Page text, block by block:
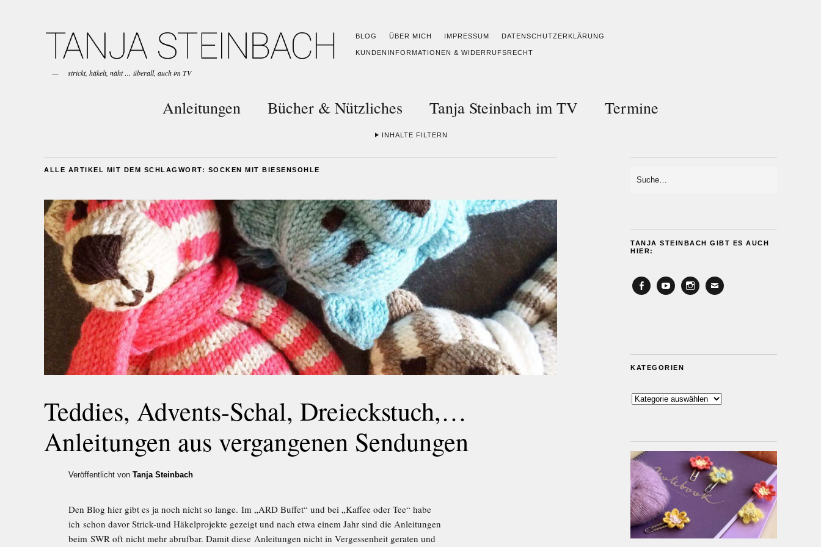
BLOG ÜBER MICH IMPRESSUM DATENSCHUTZERKLÄRUNG
KUNDENINFORMATIONEN & WIDERRUFSRECHT
strickt, häkelt, näht … überall, auch im TV
Anleitungen Bücher & Nützliches Tanja Steinbach im TV Termine
INHALTE FILTERN
ALLE ARTIKEL MIT DEM SCHLAGWORT: SOCKEN MIT BIESENSOHLE
Teddies, Advents-Schal, Dreieckstuch,…
Anleitungen aus vergangenen Sendungen
Veröffentlicht von Tanja Steinbach
Den Blog hier gibt es ja noch nicht so lange. Im „ARD Buffet“ und bei „Kaffee oder Tee“ habe
ich schon davor Strick-und Häkelprojekte gezeigt und nach etwa einem Jahr sind die Anleitungen
beim SWR oft nicht mehr abrufbar. Damit diese Anleitungen nicht in Vergessenheit geraten und
TANJA STEINBACH GIBT ES AUCH
HIER:
KATEGORIEN
Kategorien